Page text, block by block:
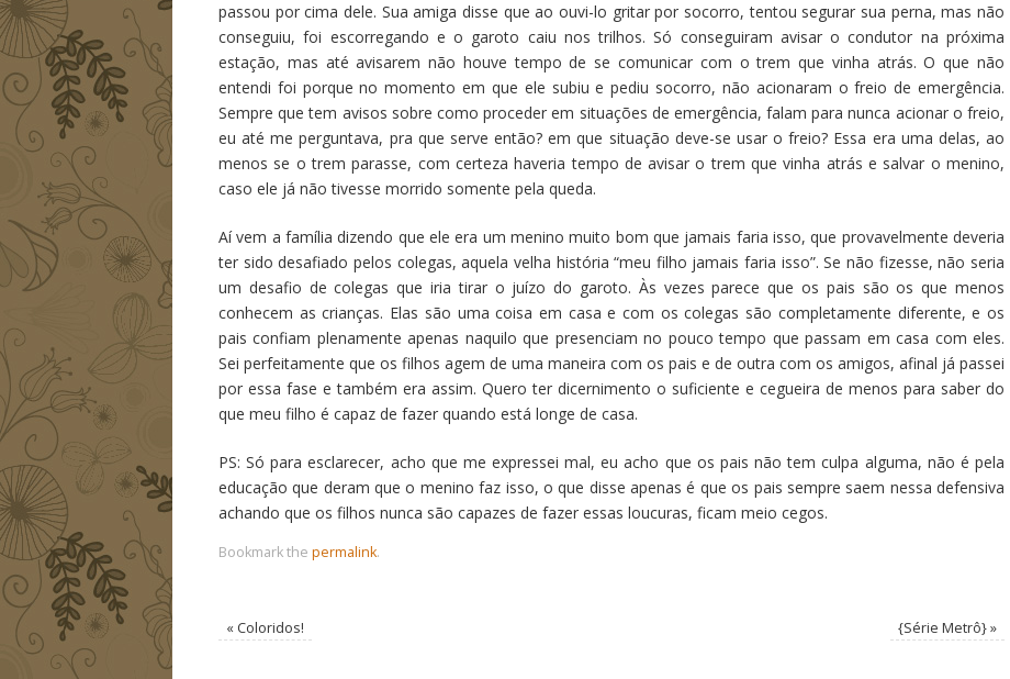
passou por cima dele. Sua amiga disse que ao ouvi-lo gritar por socorro, tentou segurar sua perna, mas não
conseguiu, foi escorregando e o garoto caiu nos trilhos. Só conseguiram avisar o condutor na próxima
estação, mas até avisarem não houve tempo de se comunicar com o trem que vinha atrás. O que não
entendi foi porque no momento em que ele subiu e pediu socorro, não acionaram o freio de emergência.
Sempre que tem avisos sobre como proceder em situações de emergência, falam para nunca acionar o freio,
eu até me perguntava, pra que serve então? em que situação deve-se usar o freio? Essa era uma delas, ao
menos se o trem parasse, com certeza haveria tempo de avisar o trem que vinha atrás e salvar o menino,
caso ele já não tivesse morrido somente pela queda.
Aí vem a família dizendo que ele era um menino muito bom que jamais faria isso, que provavelmente deveria
ter sido desafiado pelos colegas, aquela velha história “meu filho jamais faria isso”. Se não fizesse, não seria
um desafio de colegas que iria tirar o juízo do garoto. Às vezes parece que os pais são os que menos
conhecem as crianças. Elas são uma coisa em casa e com os colegas são completamente diferente, e os
pais confiam plenamente apenas naquilo que presenciam no pouco tempo que passam em casa com eles.
Sei perfeitamente que os filhos agem de uma maneira com os pais e de outra com os amigos, afinal já passei
por essa fase e também era assim. Quero ter dicernimento o suficiente e cegueira de menos para saber do
que meu filho é capaz de fazer quando está longe de casa.
PS: Só para esclarecer, acho que me expressei mal, eu acho que os pais não tem culpa alguma, não é pela
educação que deram que o menino faz isso, o que disse apenas é que os pais sempre saem nessa defensiva
achando que os filhos nunca são capazes de fazer essas loucuras, ficam meio cegos.
Bookmark the permalink.
« Coloridos! {Série Metrô}»